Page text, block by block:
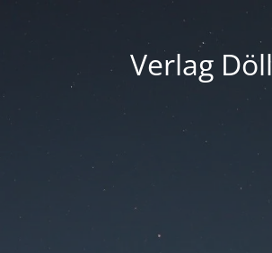
Verlag Döll